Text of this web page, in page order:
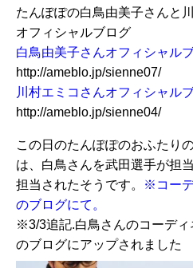
たんぽぽの白鳥由美子さんと
オフィシャルブログ
白鳥由美子さんオフィシャル
http://ameblo.jp/sienne07/
川村エミコさんオフィシャル
http://ameblo.jp/sienne04/
この日のたんぽぽのおふたり
は、白鳥さんを武田選手が担
担当されたそうです。
※コー
のブログにて。
※3/3追記.白鳥さんのコーデ
のブログにアップされました